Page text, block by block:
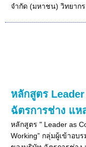
จำกัด (มหาชน) วิทยาก
หลักสูตร
ฉัตรการช่าง แห
หลักสูตร " Leader as
Working” กลุ่มผู้เข้าอบ